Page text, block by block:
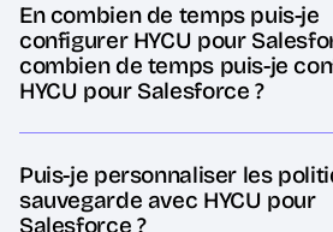
En combien de temps puis-je
configurer HYCU pour
combien de temps puis-je
HYCU pour Salesforce ?
Puis-je personnaliser les
sauvegarde avec HYCU pour
Salesforce ?